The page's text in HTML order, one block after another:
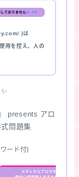
)は
用を控え、人の
presents アロ
問題集
ード付)